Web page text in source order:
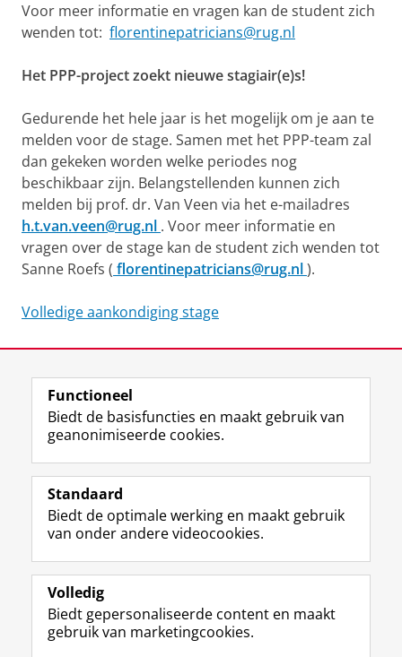
Voor meer informatie en vragen kan de student zich
wenden tot: florentinepatricians@rug.nl
Het PPP-project zoekt nieuwe stagiair(e)s!
Gedurende het hele jaar is het mogelijk om je aan te
melden voor de stage. Samen met het PPP-team zal
dan gekeken worden welke periodes nog
beschikbaar zijn. Belangstellenden kunnen zich
melden bij prof. dr. Van Veen via het e-mailadres
h.t.van.veen@rug.nl . Voor meer informatie en
vragen over de stage kan de student zich wenden tot
Sanne Roefs ( florentinepatricians@rug.nl).
Volledige aankondiging stage
View this page in:English
Volg de RUG
F
a
e
b
o
p
a
L
i
k
e
I
-
p
R
S
-
f
e
R
I
n
t
r
m
Y
o
T
e
k
Studiekiezers
Alumni
Over ons
Functioneel
Biedt de basisfuncties en maakt gebruik van
geanonimiseerde cookies.
Standaard
Biedt de optimale werking en maakt gebruik
van onder andere videocookies.
Volledig
Biedt gepersonaliseerde content en maakt
gebruik van marketingcookies.